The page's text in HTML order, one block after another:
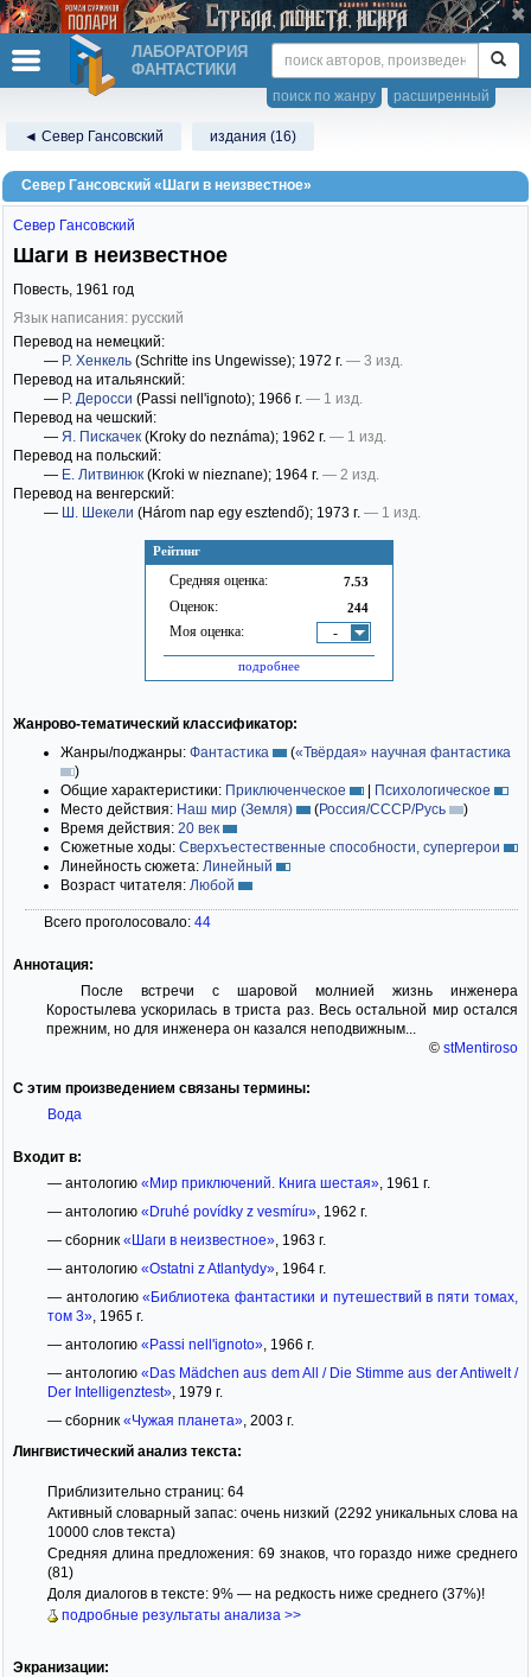
ЛАБОРАТОРИЯ
ФАНТАСТИКИ
расширенный
поиск по жанру
◄ Север Гансовский издания (16)
Север Гансовский «Шаги в неизвестное»
Рейтинг
Средняя оценка: 7.53
Оценок: 244
Моя оценка: -
подробнее
Север Гансовский
Шаги в неизвестное
Повесть, 1961 год
Язык написания: русский
Перевод на немецкий:
— Р. Хенкель (Schritte ins Ungewisse); 1972 г. — 3 изд.
Перевод на итальянский:
— Р. Деросси (Passi nell'ignoto); 1966 г. — 1 изд.
Перевод на чешский:
— Я. Пискачек (Kroky do neznáma); 1962 г. — 1 изд.
Перевод на польский:
— Е. Литвинюк (Kroki w nieznane); 1964 г. — 2 изд.
Перевод на венгерский:
— Ш. Шекели (Három nap egy esztendő); 1973 г. — 1 изд.
Жанрово-тематический классификатор:
Жанры/поджанры: Фантастика («Твёрдая» научная фантастика
)
Общие характеристики: Приключенческое | Психологическое
Место действия: Наш мир (Земля) (Россия/СССР/Русь
)
Время действия: 20 век
Сюжетные ходы: Сверхъестественные способности, супергерои
Линейность сюжета: Линейный
Возраст читателя: Любой
Всего проголосовало: 44
Аннотация:
После встречи с шаровой молнией жизнь инженера
Коростылева ускорилась в триста раз. Весь остальной мир остался
прежним, но для инженера он казался неподвижным...
© stMentiroso
С этим произведением связаны термины:
Вода
Входит в:
— антологию «Мир приключений. Книга шестая», 1961 г.
— антологию «Druhé povídky z vesmíru», 1962 г.
— сборник «Шаги в неизвестное», 1963 г.
— антологию «Ostatni z Atlantydy», 1964 г.
— антологию«Библиотека фантастики и путешествий в пяти томах,
том 3», 1965 г.
— антологию «Passi nell'ignoto», 1966 г.
— антологию«Das Mädchen aus dem All / Die Stimme aus der Antiwelt /
Der Intelligenztest», 1979 г.
— сборник «Чужая планета», 2003 г.
Лингвистический анализ текста:
Приблизительно страниц: 64
Активный словарный запас: очень низкий (2292 уникальных слова на
10000 слов текста)
Средняя длина предложения: 69 знаков, что гораздо ниже среднего
(81)
Доля диалогов в тексте: 9% — на редкость ниже среднего (37%)!
подробные результаты анализа >>
Экранизации: